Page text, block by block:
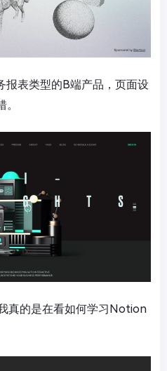
报表类型的B端产品，页面设
真的是在看如何学习Notion